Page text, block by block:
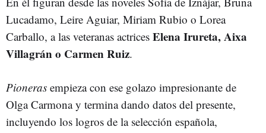
Lucadamo, Leire Aguiar, Miriam Rubio o Lorea
Carballo, a las veteranas actrices Elena Irureta, Aixa
Villagrán o Carmen Ruiz.
Pioneras empieza con ese golazo impresionante de
Olga Carmona y termina dando datos del presente,
incluyendo los logros de la selección española,